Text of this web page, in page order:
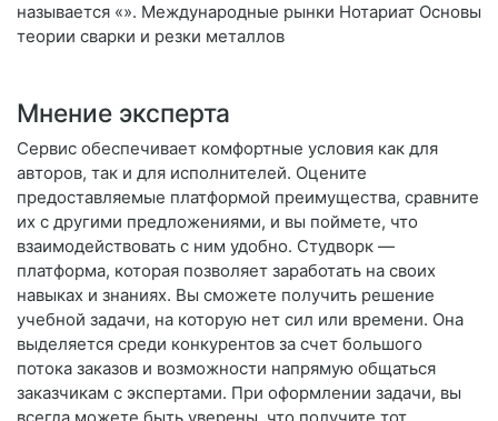
называется «». Международные рынки Нотариат Основы
теории сварки и резки металлов
Мнение эксперта
Сервис обеспечивает комфортные условия как для
авторов, так и для исполнителей. Оцените
предоставляемые платформой преимущества, сравните
их с другими предложениями, и вы поймете, что
взаимодействовать с ним удобно. Студворк —
платформа, которая позволяет заработать на своих
навыках и знаниях. Вы сможете получить решение
учебной задачи, на которую нет сил или времени. Она
выделяется среди конкурентов за счет большого
потока заказов и возможности напрямую общаться
заказчикам с экспертами. При оформлении задачи, вы